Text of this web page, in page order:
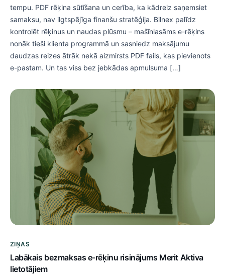
tempu. PDF rēķina sūtīšana un cerība, ka kādreiz saņemsiet
samaksu, nav ilgtspējīga finanšu stratēģija. Bilnex palīdz
kontrolēt rēķinus un naudas plūsmu – mašīnlasāms e-rēķins
nonāk tieši klienta programmā un sasniedz maksājumu
daudzas reizes ātrāk nekā aizmirsts PDF fails, kas pievienots
e-pastam. Un tas viss bez jebkādas apmulsuma […]
ZIŅAS
Labākais bezmaksas e-rēķinu risinājums Merit Aktiva
lietotājiem